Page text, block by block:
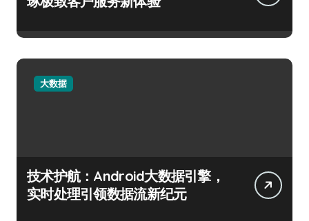
大数据
技术护航：Android大数据引擎，
实时处理引领数据流新纪元